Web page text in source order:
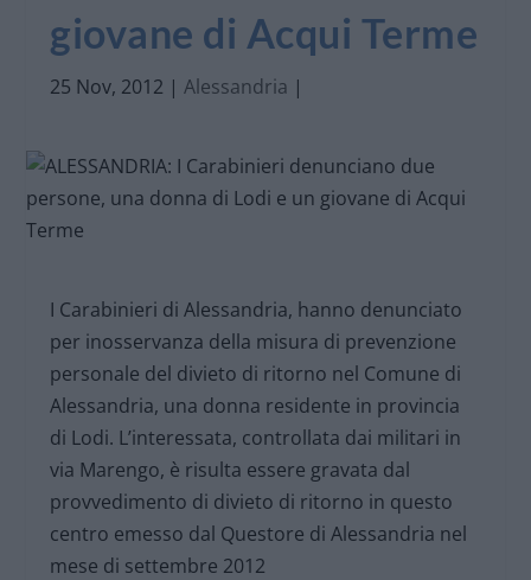
giovane di Acqui Terme
25 Nov, 2012 |Alessandria |
I Carabinieri di Alessandria, hanno denunciato
per inosservanza della misura di prevenzione
personale del divieto di ritorno nel Comune di
Alessandria, una donna residente in provincia
di Lodi. L’interessata, controllata dai militari in
via Marengo, è risulta essere gravata dal
provvedimento di divieto di ritorno in questo
centro emesso dal Questore di Alessandria nel
mese di settembre 2012